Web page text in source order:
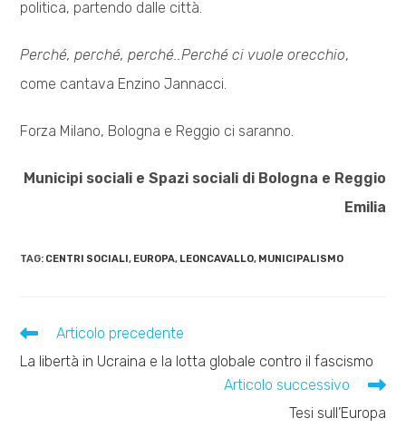
politica, partendo dalle città.
Perché, perché, perché..Perché ci vuole orecchio,
come cantava Enzino Jannacci.
Forza Milano, Bologna e Reggio ci saranno.
Municipi sociali e Spazi sociali di Bologna e Reggio
Emilia
TAG: CENTRI SOCIALI, EUROPA, LEONCAVALLO, MUNICIPALISMO
Leggi
articoli
Articolo precedente
La libertà in Ucraina e la lotta globale contro il fascismo
Articolo successivo
Tesi sull’Europa